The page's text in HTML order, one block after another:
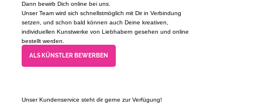
Dann bewirb Dich online bei uns.
Unser Team wird sich schnellstmöglich mit Dir in Verbindung
setzen, und schon bald können auch Deine kreativen,
individuellen Kunstwerke von Liebhabern gesehen und online
bestellt werden.
ALS KÜNSTLER BEWERBEN
Unser Kundenservice steht dir gerne zur Verfügung!